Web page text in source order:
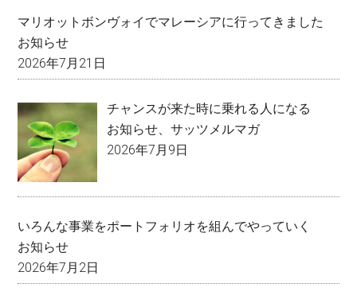
マリオットボンヴォイでマレーシアに行ってきました
お知らせ
2026年7月21日
チャンスが来た時に乗れる人になる
お知らせ、サッツメルマガ
2026年7月9日
いろんな事業をポートフォリオを組んでやっていく
お知らせ
2026年7月2日